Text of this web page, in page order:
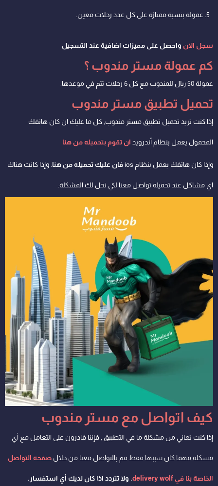
عمولة بنسبة ممتازة على كل عدد رحلات معين.
سجل الان واحصل على مميزات اضافية عند التسجيل
كم عمولة مستر مندوب ؟
عمولة50 ريال للمندوب مع كل 6 رحلات تتم في موعدها
تحميل تطبيق مستر مندوب
إذا كنت تريد تحميل تطبيق مستر مندوب, كل ما عليك ان كان هاتفك
المحمول يعمل بنظام أندرويد ان تقوم بتحميله من هنا
وإذا كان هاتفك يعمل بنظام ios فان عليك تحميله من هنا وإذا كانت هناك
اي مشاكل عند تحميله تواصل معنا لكي نحل لك المشكلة.
كيف اتواصل مع مستر مندوب
إذا كنت تعاني من مشكلة ما في التطبيق , فإننا قادرون على التعامل مع أي
مشكلة مهما كان سببها فقط قم بالتواصل معنا من خلال صفحة التواصل
الخاصة بنا في delivery wolf . ولا تتردد اذا كان لديك أي استفسار.